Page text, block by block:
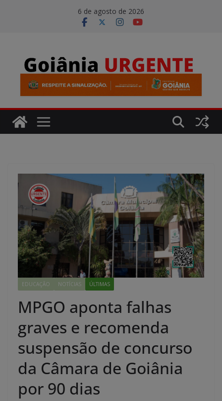
6 de agosto de 2026
EDUCAÇÃO NOTÍCIAS ÚLTIMAS
MPGO aponta falhas
graves e recomenda
suspensão de concurso
da Câmara de Goiânia
por 90 dias
modal-check